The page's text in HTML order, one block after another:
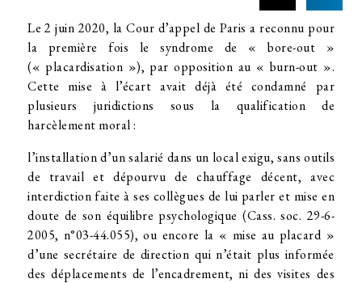
Le 2 juin 2020, la Cour d’appel de Paris a reconnu pour
la première fois le syndrome de « bore-out »
(« placardisation »), par opposition au « burn-out ».
Cette mise à l’écart avait déjà été condamné par
plusieurs juridictions sous la qualification de
harcèlement moral :
l’installation d’un salarié dans un local exigu, sans outils
de travail et dépourvu de chauffage décent, avec
interdiction faite à ses collègues de lui parler et mise en
doute de son équilibre psychologique (Cass. soc. 29-6-
2005, n°03-44.055), ou encore la « mise au placard »
d’une secrétaire de direction qui n’était plus informée
des déplacements de l’encadrement, ni des visites des